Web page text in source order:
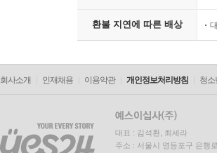
환불 지연에 따른 배상
회사소개 인재채용 이용약관 개인정보처리방침 청소
대표 : 김석환, 최세라
주소 : 서울시 영등포구 은행